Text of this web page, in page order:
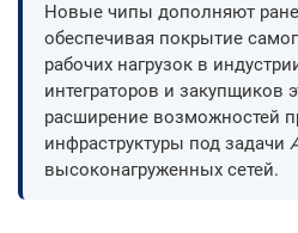
Новые чипы дополняют
обеспечивая покрытие
рабочих нагрузок в
интеграторов и закупщиков
расширение возможностей
инфраструктуры под задачи
высоконагруженных сетей.